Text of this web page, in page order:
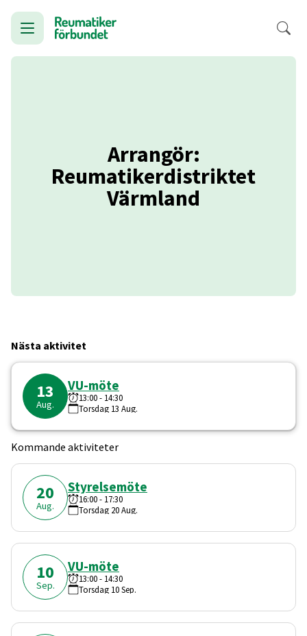
Arrangör:
Reumatikerdistriktet
Värmland
Nästa aktivitet
13
Aug.
VU-möte
13:00- 14:30
Torsdag 13 Aug.
Kommande aktiviteter
20
Aug.
Styrelsemöte
16:00- 17:30
Torsdag 20Aug.
10
Sep.
VU-möte
13:00- 14:30
Torsdag 10Sep.